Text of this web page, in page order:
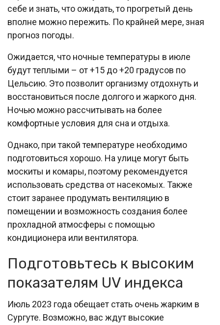
себе и знать, что ожидать, то прогретый день
вполне можно пережить. По крайней мере, зная
прогноз погоды.
Ожидается, что ночные температуры в июле
будут теплыми – от +15 до +20 градусов по
Цельсию. Это позволит организму отдохнуть и
восстановиться после долгого и жаркого дня.
Ночью можно рассчитывать на более
комфортные условия для сна и отдыха.
Однако, при такой температуре необходимо
подготовиться хорошо. На улице могут быть
москиты и комары, поэтому рекомендуется
использовать средства от насекомых. Также
стоит заранее продумать вентиляцию в
помещении и возможность создания более
прохладной атмосферы с помощью
кондиционера или вентилятора.
Подготовьтесь к высоким
показателям UV индекса
Июль 2023 года обещает стать очень жарким в
Сургуте. Возможно, вас ждут высокие